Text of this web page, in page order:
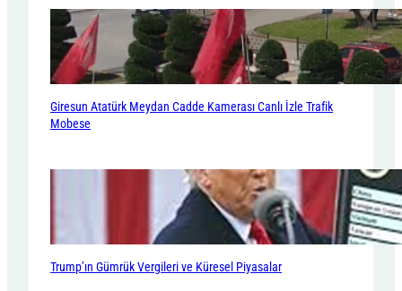
Giresun Atatürk Meydan Cadde Kamerası Canlı İzle Trafik
Mobese
Trump’ın Gümrük Vergileri ve Küresel Piyasalar